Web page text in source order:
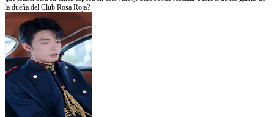
la dueña del Club Rosa Roja?